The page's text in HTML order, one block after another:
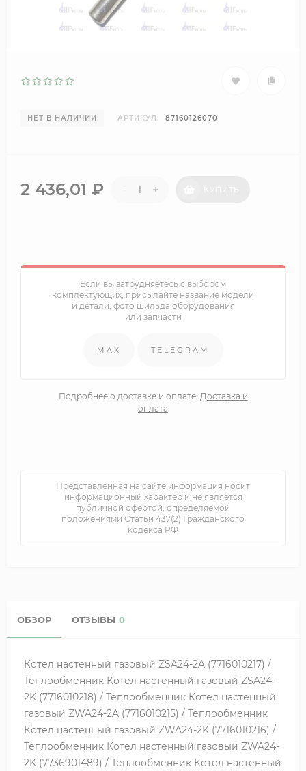
НЕТ В НАЛИЧИИ АРТИКУЛ: 87160126070
2 436,01 ₽ - +
Если вы затрудняетесь с выбором
комплектующих, присылайте название модели
и детали, фото шильда оборудования
или запчасти
MAX TELEGRAM
Подробнее о доставке и оплате: Доставка и
оплата
Представленная на сайте информация носит
информационный характер и не является
публичной офертой, определяемой
положениями Статьи 437(2) Гражданского
кодекса РФ
ОБЗОР ОТЗЫВЫ 0
Котел настенный газовый ZSA24-2A (7716010217) /
Теплообменник Котел настенный газовый ZSA24-
2K (7716010218) / Теплообменник Котел настенный
газовый ZWA24-2A (7716010215) / Теплообменник
Котел настенный газовый ZWA24-2K (7716010216) /
Теплообменник Котел настенный газовый ZWA24-
2K (7736901489) / Теплообменник Котел настенный